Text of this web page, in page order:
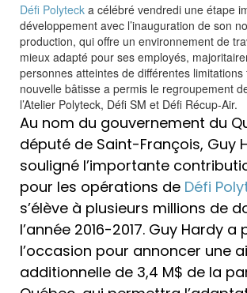
Défi Polyteck a célébré vendredi une étape
développement avec l’inauguration de son
production, qui offre un environnement de
mieux adapté pour ses employés,
personnes atteintes de différentes
nouvelle bâtisse a permis le regroupement
l’Atelier Polyteck, Défi SM et Défi Récup-Air.
Au nom du gouvernement du
député de Saint-François, Guy
souligné l’importante
pour les opérations de Défi
s’élève à plusieurs millions de
l’année 2016-2017. Guy Hardy
l’occasion pour annoncer une
additionnelle de 3,4 M$ de la